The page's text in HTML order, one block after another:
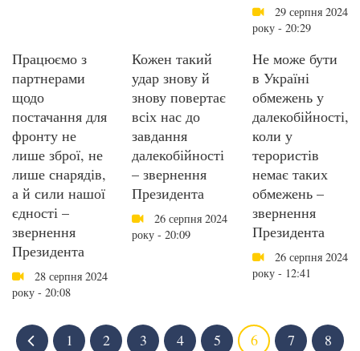
29 серпня 2024
року - 20:29
Працюємо з
партнерами
щодо
постачання для
фронту не
лише зброї, не
лише снарядів,
а й сили нашої
єдності –
звернення
Президента
28 серпня 2024
року - 20:08
Кожен такий
удар знову й
знову повертає
всіх нас до
завдання
далекобійності
– звернення
Президента
26 серпня 2024
року - 20:09
Не може бути
в Україні
обмежень у
далекобійності,
коли у
терористів
немає таких
обмежень –
звернення
Президента
26 серпня 2024
року - 12:41
1 2 3 4 5 6 7
8